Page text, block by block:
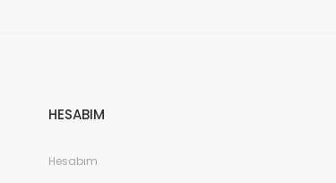
HESABIM
Hesabım